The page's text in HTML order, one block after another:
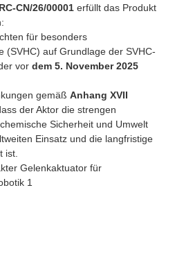
CN/26/00001 erfüllt das Produkt
für besonders
(SVHC) auf Grundlage der SVHC-
vor dem 5. November 2025
gemäß Anhang XVII
der Aktor die strengen
Sicherheit und Umwelt
Einsatz und die langfristige
ist.